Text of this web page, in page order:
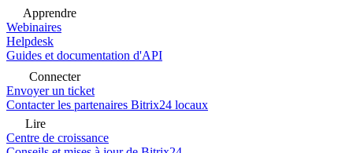
Apprendre
Webinaires
Helpdesk
Guides et documentation d'API
Connecter
Envoyer un ticket
Contacter les partenaires Bitrix24 locaux
Lire
Centre de croissance